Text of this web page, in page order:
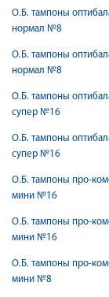
О.Б. тампоны
нормал №8
О.Б. тампоны
нормал №8
О.Б. тампоны
супер №16
О.Б. тампоны
супер №16
О.Б. тампоны про-
мини №16
О.Б. тампоны про-
мини №16
О.Б. тампоны про-
мини №8